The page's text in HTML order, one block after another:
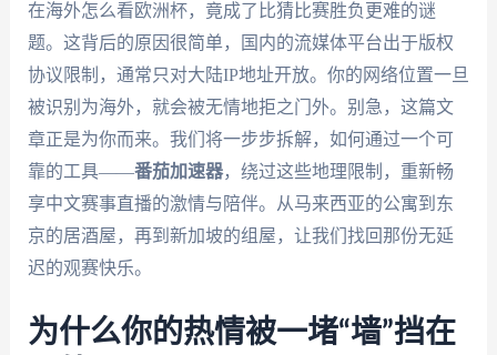
在海外怎么看欧洲杯，竟成了比猜比赛胜负更难的谜
题。这背后的原因很简单，国内的流媒体平台出于版权
协议限制，通常只对大陆IP地址开放。你的网络位置一旦
被识别为海外，就会被无情地拒之门外。别急，这篇文
章正是为你而来。我们将一步步拆解，如何通过一个可
靠的工具——番茄加速器，绕过这些地理限制，重新畅
享中文赛事直播的激情与陪伴。从马来西亚的公寓到东
京的居酒屋，再到新加坡的组屋，让我们找回那份无延
迟的观赛快乐。
为什么你的热情被一堵“墙”挡在